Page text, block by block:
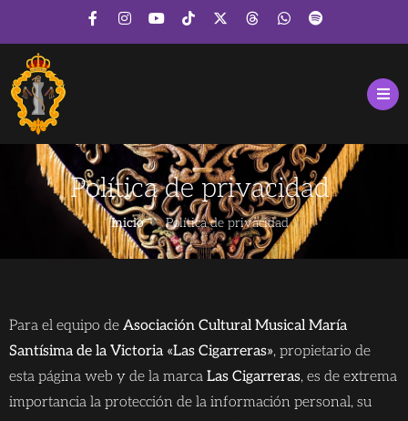
Política de privacidad
Inicio Política de privacidad
Para el equipo de Asociación Cultural Musical María
Santísima de la Victoria «Las Cigarreras», propietario de
esta página web y de la marca Las Cigarreras, es de extrema
importancia la protección de la información personal, su